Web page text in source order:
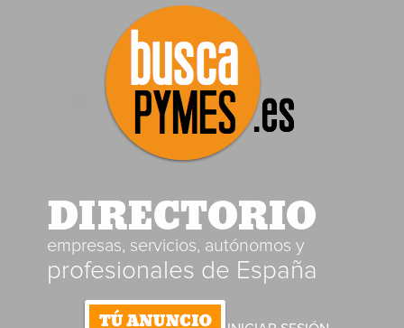
DIRECTORIO
empresas, servicios, autónomos y
profesionales de España